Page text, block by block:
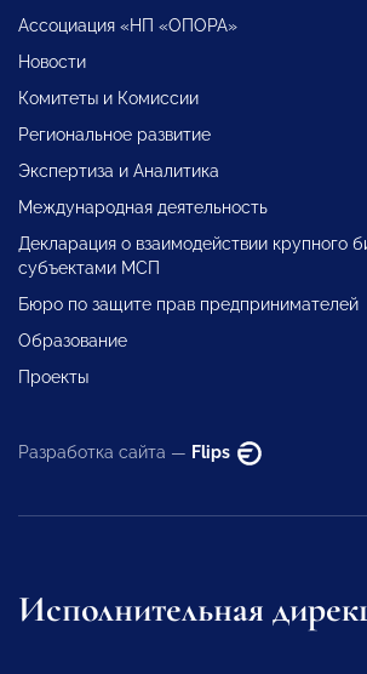
Ассоциация «НП «ОПОРА»
Новости
Комитеты и Комиссии
Региональное развитие
Экспертиза и Аналитика
Международная деятельность
Декларация о взаимодействии крупного
субъектами МСП
Бюро по защите прав предпринимателей
Образование
Проекты
Разработка сайта — Flips
Исполнительная